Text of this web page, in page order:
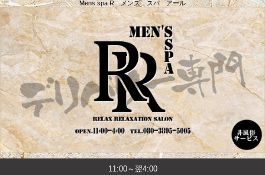
Mens spa R メンズ スパ アール
11:00～翌4:00